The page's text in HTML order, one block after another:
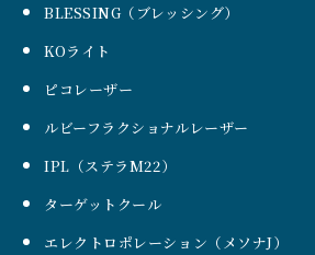
BLESSING（ブレッシング）
KOライト
ピコレーザー
ルビーフラクショナルレーザー
IPL（ステラM22）
ターゲットクール
エレクトロポレーション（メソナJ）